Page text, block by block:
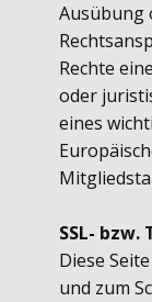
Ausübung
Rechte
oder
eines
SSL- bzw.
Diese
und zum